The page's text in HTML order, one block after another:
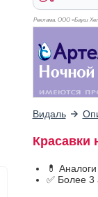
Реклама. ООО «Бауш
Видаль
Красавки
💊
✅ Более 3